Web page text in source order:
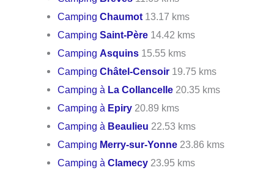
CampingChaumot 13.17 kms
CampingSaint-Père 14.42 kms
CampingAsquins 15.55 kms
CampingChâtel-Censoir 19.75 kms
Camping à La Collancelle 20.35 kms
Camping à Epiry 20.89 kms
Camping à Beaulieu 22.53 kms
Camping Merry-sur-Yonne 23.86 kms
Camping àClamecy 23.95 kms